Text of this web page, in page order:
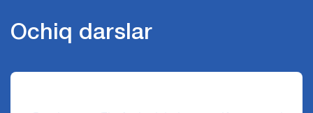
Ochiq darslar